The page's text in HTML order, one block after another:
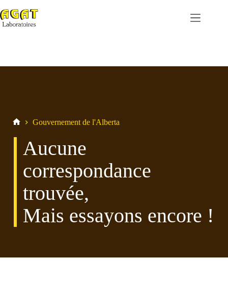
au
contenu
Gouvernement de l'Alberta
Aucune
correspondance
trouvée,
Mais essayons encore !